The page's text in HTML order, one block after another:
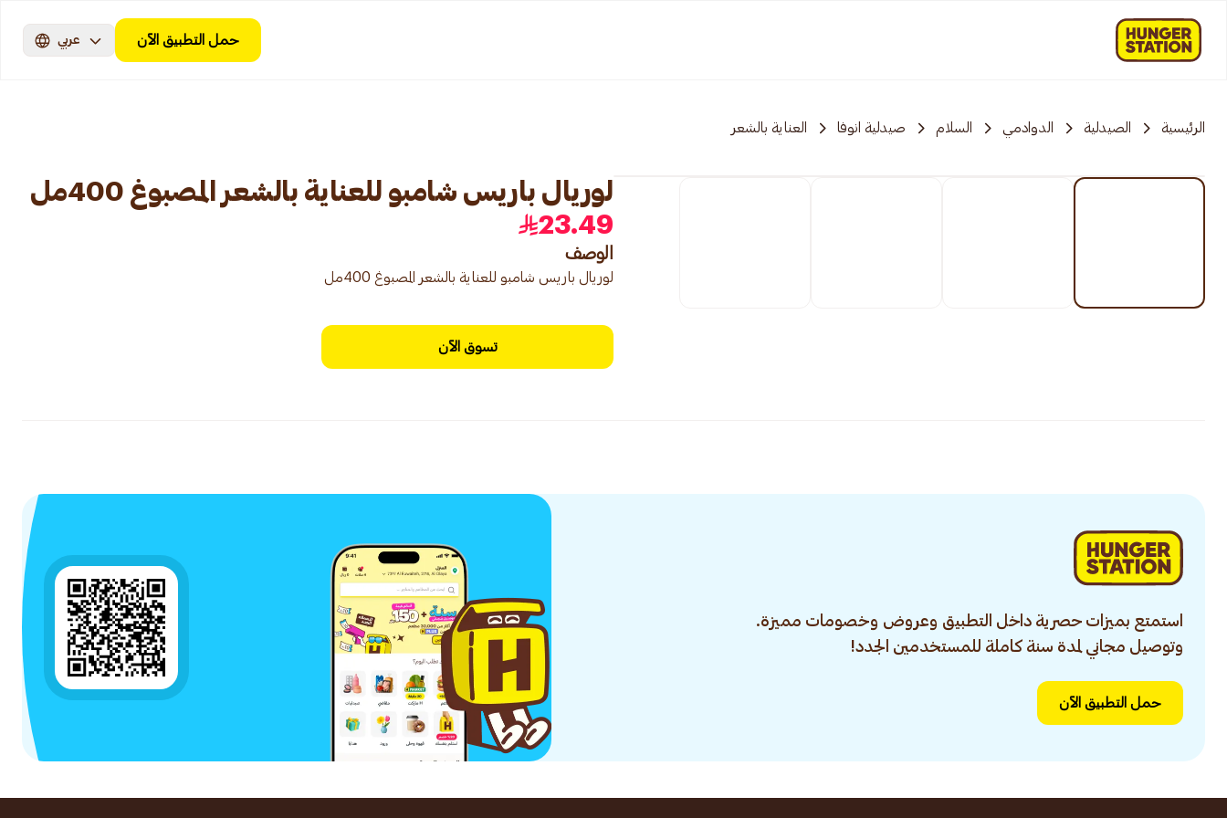
حمل التطبيق الآن عربي
الرئيسية الصيدلية الدوادمي السلام صيدلية انوفا العناية بالشعر
لوريال باريس شامبو للعناية بالشعر المصبوغ 400مل
23.49
الوصف
لوريال باريس شامبو للعناية بالشعر المصبوغ 400مل
تسوق الآن
استمتع بميزات حصرية داخل التطبيق وعروض وخصومات مميزة.
وتوصيل مجاني لمدة سنة كاملة للمستخدمين الجدد!
حمل التطبيق الآن